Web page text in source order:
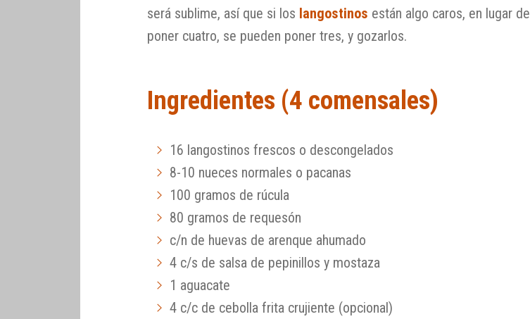
será sublime, así que si los langostinos están algo caros, en lugar de
poner cuatro, se pueden poner tres, y gozarlos.
Ingredientes (4 comensales)
16 langostinos frescos o descongelados
8-10 nueces normales o pacanas
100 gramos de rúcula
80 gramos de requesón
c/n de huevas de arenque ahumado
4 c/s de salsa de pepinillos y mostaza
1 aguacate
4 c/c de cebolla frita crujiente (opcional)